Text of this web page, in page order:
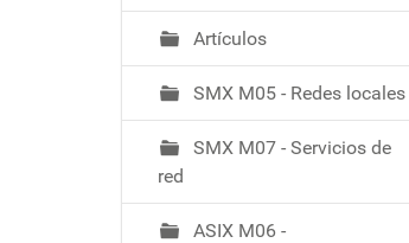
:
a
e
a
Artículos
SMX M05 - Redes locales
SMX M07 - Servicios de
red
ASIX M06 -